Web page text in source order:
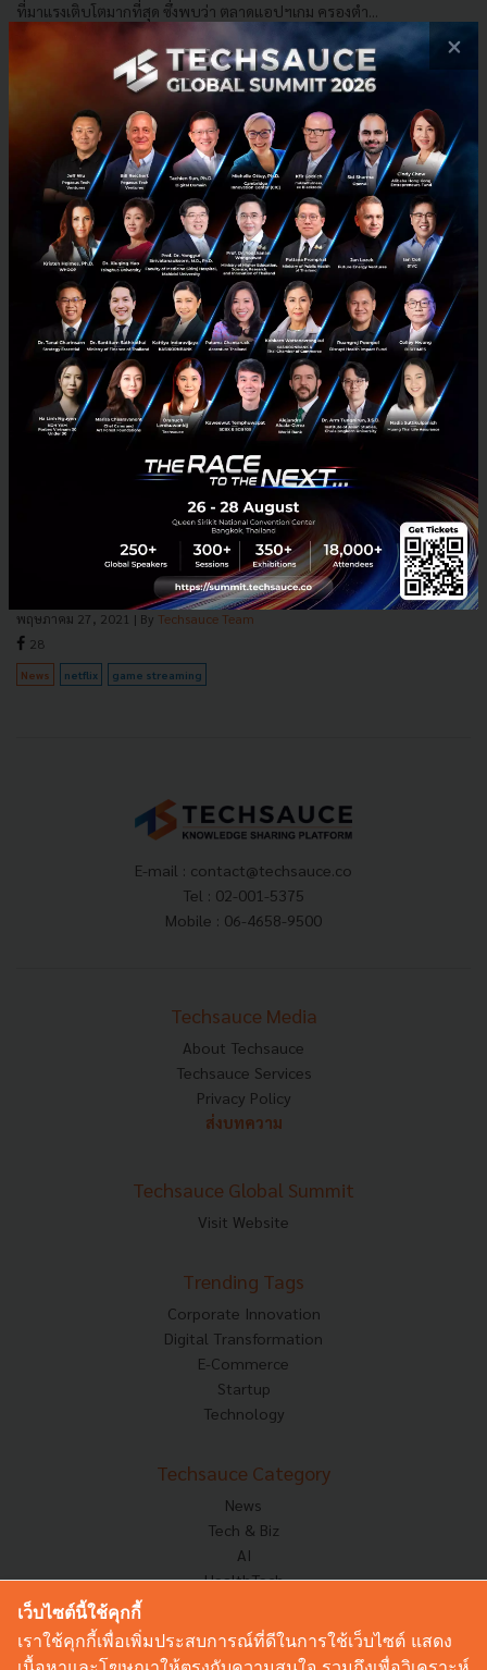
ที่มาแรงเติบโตมากที่สุด ซึ่งพบว่า ตลาดแอปฯเกม ครองตำ...
| ByTechsauce Team
adjust game-streaming
Netflix เตรียมรุกธุรกิจ Game Streaming เล่นเกมเต็มที่ไม่มี
โฆษณาแทรก คาดเปิดบริการปี 2022
Netflix เตรียมรุกธุรกิจ Game Streaming เล่นเกมเต็มที่ไม่มีโฆษณาแทรก
คาดเปิดบริการปี 2022...
พฤษภาคม 27, 2021 | By Techsauce Team
28
News netflix game streaming
E-mail : contact@techsauce.co
Tel : 02-001-5375
Mobile : 06-4658-9500
Techsauce Media
About Techsauce
Techsauce Services
Privacy Policy
ส่งบทความ
Techsauce Global Summit
Visit Website
Trending Tags
Corporate Innovation
Digital Transformation
E-Commerce
Startup
Technology
Techsauce Category
News
Tech & Biz
AI
HealthTech
Corp Innov
Saucy Thoughts
×
เว็บไซต์นี้ใช้คุกกี้
เราใช้คุกกี้เพื่อเพิ่มประสบการณ์ที่ดีในการใช้เว็บไซต์ แสดง